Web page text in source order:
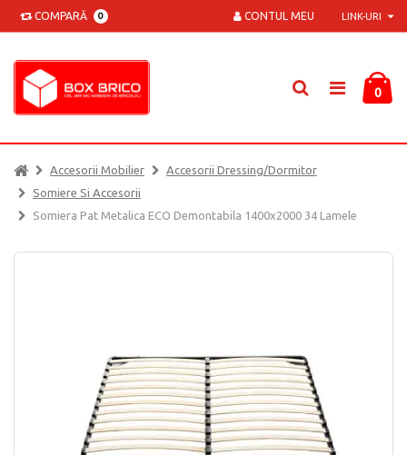
COMPARĂ 0 LINK-URI
CONTUL MEU
0
Accesorii Mobilier
Accesorii Dressing/dormitor
Somiere Si Accesorii
Somiera Pat Metalica ECO Demontabila 1400x2000 34 Lamele